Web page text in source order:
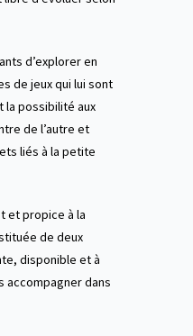
d’explorer en
de jeux qui lui sont
la possibilité aux
de l’autre et
liés à la petite
et propice à la
de deux
disponible et à
accompagner dans